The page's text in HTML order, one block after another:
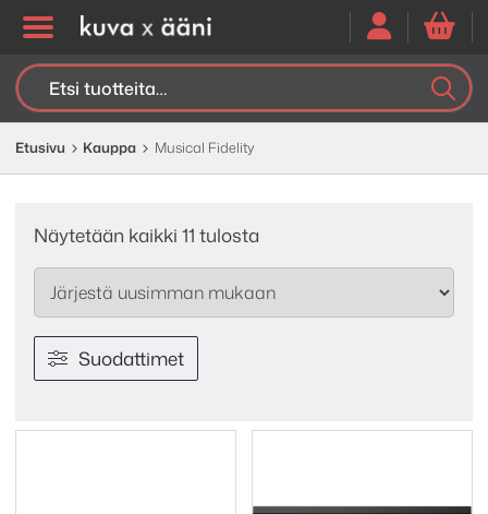
Etsi:
Etusivu Kauppa Musical Fidelity
Näytetään kaikki 11 tulosta
by
latest
Suodattimet